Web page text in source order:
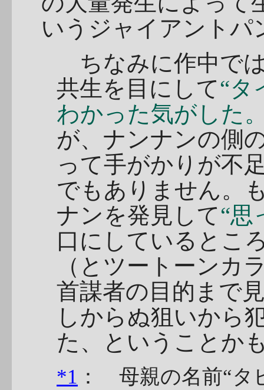
いうジャイアントパ
ちなみに作中で
共生を目にして“タ
わかった気がした
が、ナンナンの側
って手がかりが不
でもありません。
ナンを発見して“思
口にしているとこ
（とツートーンカ
首謀者の目的まで
しからぬ狙いから
た、ということか
*1 ： 母親の名前“タ